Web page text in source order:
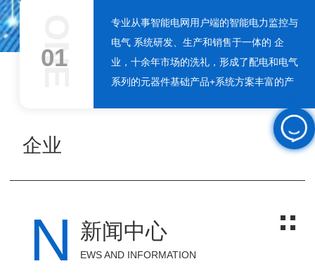
ONE
01
专业从事智能电网用户端的智能电力监控与
电气 系统研发、生产和销售于一体的 企
业，十余年市场的洗礼，形成了配电和电气
系列的元器件基础产品+系统方案丰富的产
企业
N 新闻中心
EWS AND INFORMATION